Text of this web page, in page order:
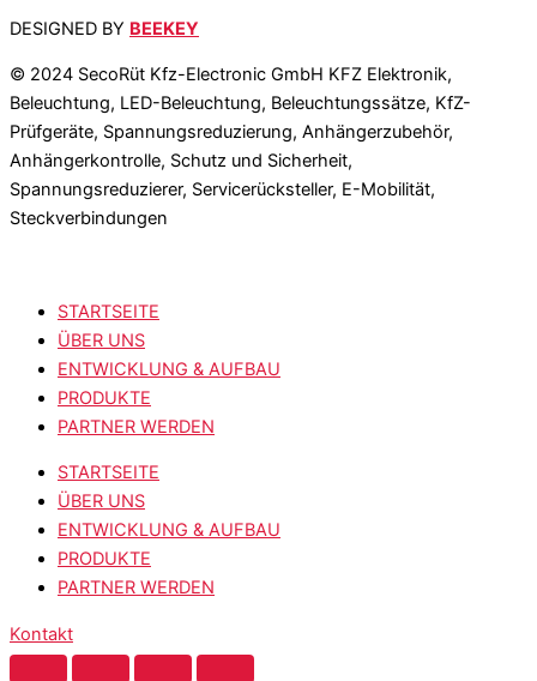
DESIGNED BY BEEKEY
© 2024 SecoRüt Kfz-Electronic GmbH KFZ Elektronik,
Beleuchtung, LED-Beleuchtung, Beleuchtungssätze, KfZ-
Prüfgeräte, Spannungsreduzierung, Anhängerzubehör,
Anhängerkontrolle, Schutz und Sicherheit,
Spannungsreduzierer, Servicerücksteller, E-Mobilität,
Steckverbindungen
STARTSEITE
ÜBER UNS
ENTWICKLUNG & AUFBAU
PRODUKTE
PARTNER WERDEN
STARTSEITE
ÜBER UNS
ENTWICKLUNG & AUFBAU
PRODUKTE
PARTNER WERDEN
Kontakt